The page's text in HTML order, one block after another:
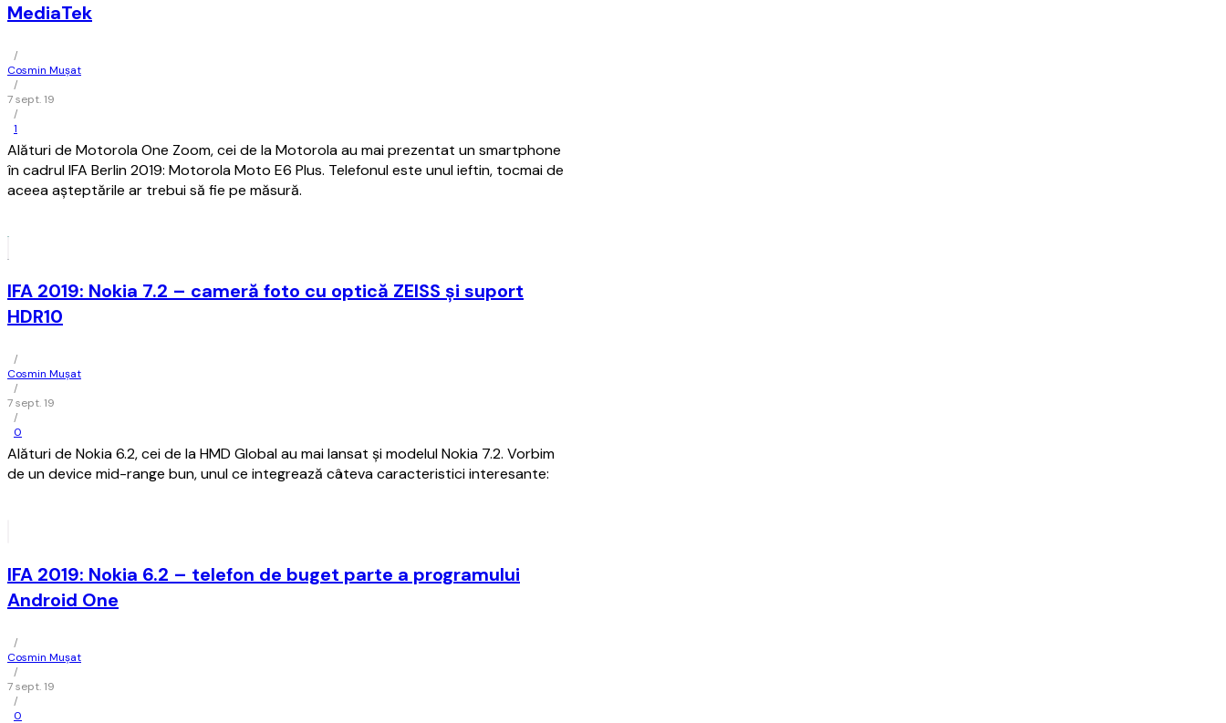
MediaTek
/
Cosmin Mușat
/
7 sept. 19
/
1
Alături de Motorola One Zoom, cei de la Motorola au mai prezentat un smartphone
în cadrul IFA Berlin 2019: Motorola Moto E6 Plus. Telefonul este unul ieftin, tocmai de
aceea aşteptările ar trebui să fie pe măsură.
IFA 2019: Nokia 7.2 – cameră foto cu optică ZEISS şi suport
HDR10
/
Cosmin Mușat
/
7 sept. 19
/
0
Alături de Nokia 6.2, cei de la HMD Global au mai lansat şi modelul Nokia 7.2. Vorbim
de un device mid-range bun, unul ce integrează câteva caracteristici interesante:
IFA 2019: Nokia 6.2 – telefon de buget parte a programului
Android One
/
Cosmin Mușat
/
7 sept. 19
/
0